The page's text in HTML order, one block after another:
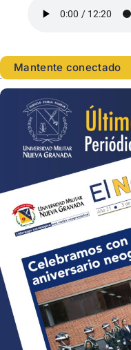
Mantente conectado